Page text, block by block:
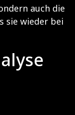
auch die
sie wieder bei